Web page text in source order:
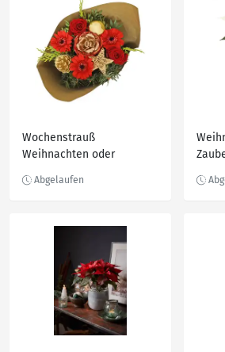
Wochenstrauß
Weihnachten oder